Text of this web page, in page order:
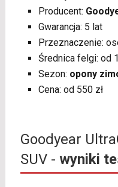
Producent:
Gwarancja: 5 lat
Przeznaczenie:
Średnica felgi: od
Sezon: opony
Cena: od 550 zł
Goodyear
SUV - wyniki